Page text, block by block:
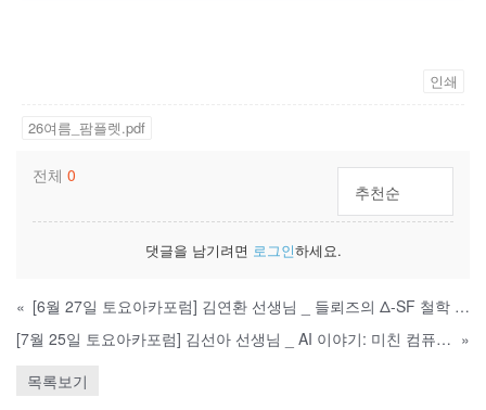
인쇄
26여름_팜플렛.pdf
전체 0
추천순
댓글을 남기려면 로그인하세요.
«
[6월 27일 토요아카포럼] 김연환 선생님 _ 들뢰즈의 Δ-SF 철학 : 철학의 비철학적 차원과 SF적 무의식
[7월 25일 토요아카포럼] 김선아 선생님 _ AI 이야기: 미친 컴퓨터에서 공생자로 »
목록보기